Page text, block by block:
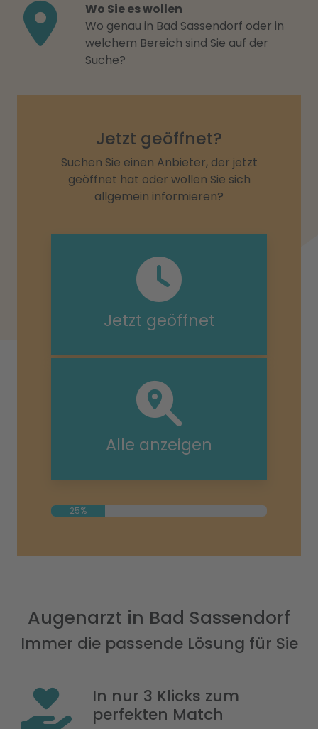
Wo Sie es wollen
Wo genau in Bad Sassendorf oder in
welchem Bereich sind Sie auf der
Suche?
Jetzt geöffnet?
Suchen Sie einen Anbieter, der jetzt
geöffnet hat oder wollen Sie sich
allgemein informieren?
Jetzt geöffnet
Alle anzeigen
25%
Augenarzt in Bad Sassendorf
Immer die passende Lösung für Sie
In nur 3 Klicks zum
perfekten Match